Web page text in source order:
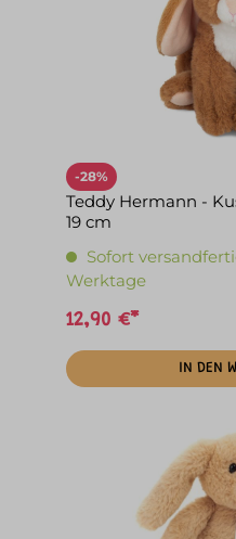
-28%
Teddy Hermann -
19 cm
Sofort
Werktage
12,90 €*
IN DEN